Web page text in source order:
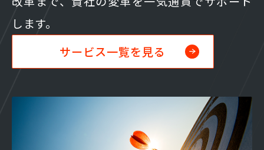
します。
サービス一覧を見る